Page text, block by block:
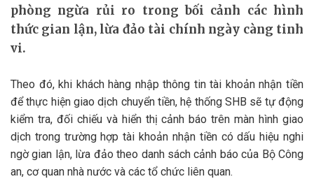
phòng ngừa rủi ro trong bối cảnh các hình
thức gian lận, lừa đảo tài chính ngày càng tinh
vi.
Theo đó, khi khách hàng nhập thông tin tài khoản nhận tiền
để thực hiện giao dịch chuyển tiền, hệ thống SHB sẽ tự động
kiểm tra, đối chiếu và hiển thị cảnh báo trên màn hình giao
dịch trong trường hợp tài khoản nhận tiền có dấu hiệu nghi
ngờ gian lận, lừa đảo theo danh sách cảnh báo của Bộ Công
an, cơ quan nhà nước và các tổ chức liên quan.